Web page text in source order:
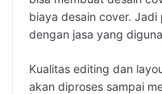
biaya desain cover. Jadi
dengan jasa yang
Kualitas editing dan
akan diproses sampai